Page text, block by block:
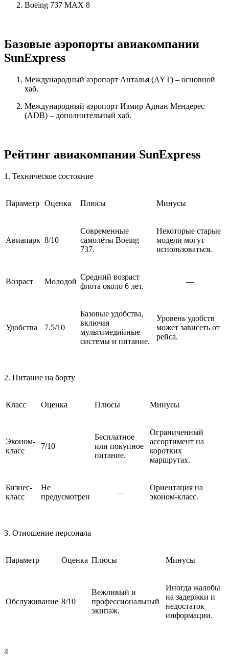
Boeing 737 MAX 8
Базовые аэропорты авиакомпании
SunExpress
Международный аэропорт Анталья (AYT) – основной
хаб.
Международный аэропорт Измир Аднан Мендерес
(ADB) – дополнительный хаб.
Рейтинг авиакомпании SunExpress
1. Техническое состояние
Параметр Оценка Плюсы Минусы
Авиапарк 8/10
Современные
самолёты Boeing
737.
Некоторые старые
модели могут
использоваться.
Возраст Молодой
Средний возраст
флота около 6 лет.
—
Удобства 7.5/10
Базовые удобства,
включая
мультимедийные
системы и питание.
Уровень удобств
может зависеть от
рейса.
2. Питание на борту
Класс Оценка Плюсы Минусы
Эконом-
класс
7/10
Бесплатное
или покупное
питание.
Ограниченный
ассортимент на
коротких
маршрутах.
Бизнес-
класс
Не
предусмотрен
—
Ориентация на
эконом-класс.
3. Отношение персонала
Параметр Оценка Плюсы Минусы
Обслуживание 8/10
Вежливый и
профессиональный
экипаж.
Иногда жалобы
на задержки и
недостаток
информации.
4